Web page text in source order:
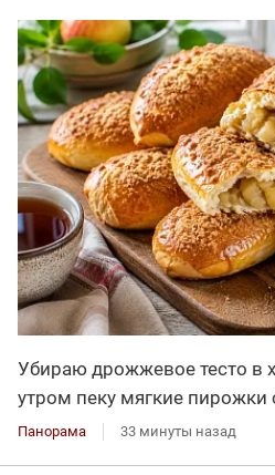
Убираю дрожжевое тесто в
утром пеку мягкие пирожки
Панорама 33 минуты назад